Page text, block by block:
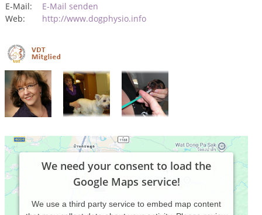
E-Mail:
E-Mail senden
Web:
http://www.dogphysio.info
We need your consent to load the
Google Maps service!
We use a third party service to embed map content